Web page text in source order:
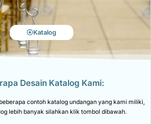
Katalog
Desain Katalog Kami:
contoh katalog undangan yang kami miliki,
lebih banyak silahkan klik tombol dibawah.